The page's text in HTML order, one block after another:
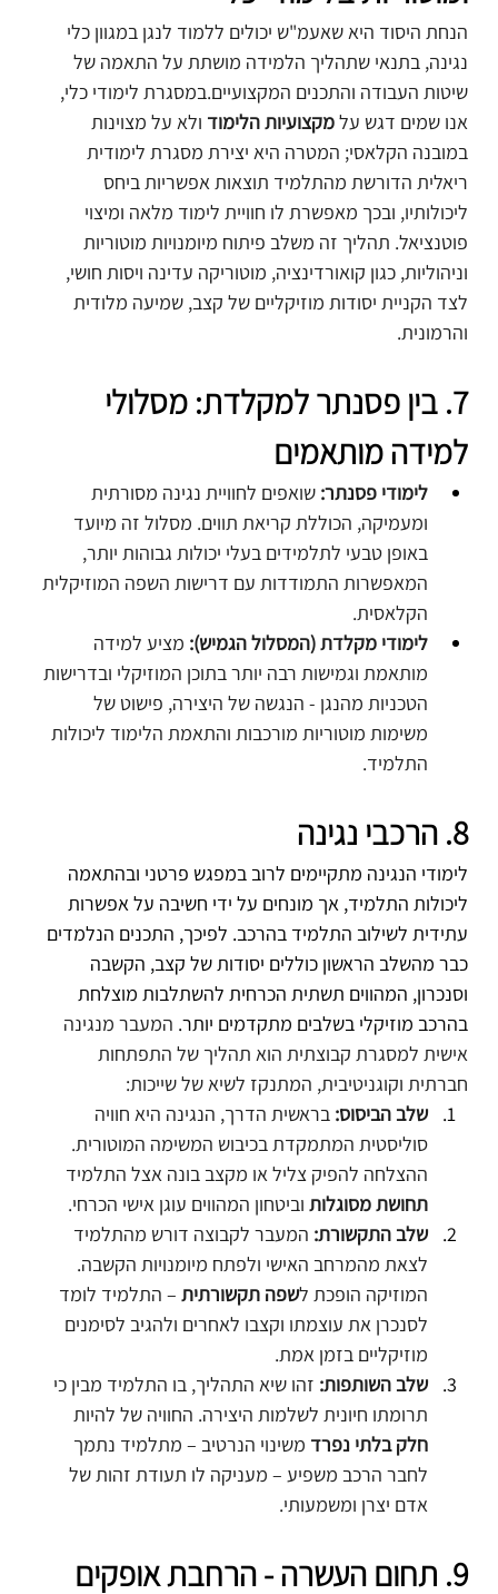
הנחת היסוד היא שאעמ"ש יכולים ללמוד לנגן במגוון כלי
נגינה, בתנאי שתהליך הלמידה מושתת על התאמה של
שיטות העבודה והתכנים המקצועיים.במסגרת לימודי כלי,
אנו שמים דגש על מקצועיות הלימוד ולא על מצוינות
במובנה הקלאסי; המטרה היא יצירת מסגרת לימודית
ריאלית הדורשת מהתלמיד תוצאות אפשריות ביחס
ליכולותיו, ובכך מאפשרת לו חוויית לימוד מלאה ומיצוי
פוטנציאל. תהליך זה משלב פיתוח מיומנויות מוטוריות
וניהוליות, כגון קואורדינציה, מוטוריקה עדינה ויסות חושי,
לצד הקניית יסודות מוזיקליים של קצב, שמיעה מלודית
והרמונית.
7. בין פסנתר למקלדת: מסלולי
למידה מותאמים
לימודי פסנתר: שואפים לחוויית נגינה מסורתית
ומעמיקה, הכוללת קריאת תווים. מסלול זה מיועד
באופן טבעי לתלמידים בעלי יכולות גבוהות יותר,
המאפשרות התמודדות עם דרישות השפה המוזיקלית
הקלאסית.
לימודי מקלדת (המסלול הגמיש): מציע למידה
מותאמת וגמישות רבה יותר בתוכן המוזיקלי ובדרישות
הטכניות מהנגן - הנגשה של היצירה, פישוט של
משימות מוטוריות מורכבות והתאמת הלימוד ליכולות
התלמיד.
8. הרכבי נגינה
לימודי הנגינה מתקיימים לרוב במפגש פרטני ובהתאמה
ליכולות התלמיד, אך מונחים על ידי חשיבה על אפשרות
עתידית לשילוב התלמיד בהרכב. לפיכך, התכנים הנלמדים
כבר מהשלב הראשון כוללים יסודות של קצב, הקשבה
וסנכרון, המהווים תשתית הכרחית להשתלבות מוצלחת
בהרכב מוזיקלי בשלבים מתקדמים יותר. המעבר מנגינה
אישית למסגרת קבוצתית הוא תהליך של התפתחות
חברתית וקוגניטיבית, המתנקז לשיא של שייכות:
שלב הביסוס: בראשית הדרך, הנגינה היא חוויה
סוליסטית המתמקדת בכיבוש המשימה המוטורית.
ההצלחה להפיק צליל או מקצב בונה אצל התלמיד
תחושת מסוגלות וביטחון המהווים עוגן אישי הכרחי.
שלב התקשורת: המעבר לקבוצה דורש מהתלמיד
לצאת מהמרחב האישי ולפתח מיומנויות הקשבה.
המוזיקה הופכת לשפה תקשורתית – התלמיד לומד
לסנכרן את עוצמתו וקצבו לאחרים ולהגיב לסימנים
מוזיקליים בזמן אמת.
שלב השותפות: זהו שיא התהליך, בו התלמיד מבין כי
תרומתו חיונית לשלמות היצירה. החוויה של להיות
חלק בלתי נפרד משינוי הנרטיב – מתלמיד נתמך
לחבר הרכב משפיע – מעניקה לו תעודת זהות של
אדם יצרן ומשמעותי.
9. תחום העשרה - הרחבת אופקים